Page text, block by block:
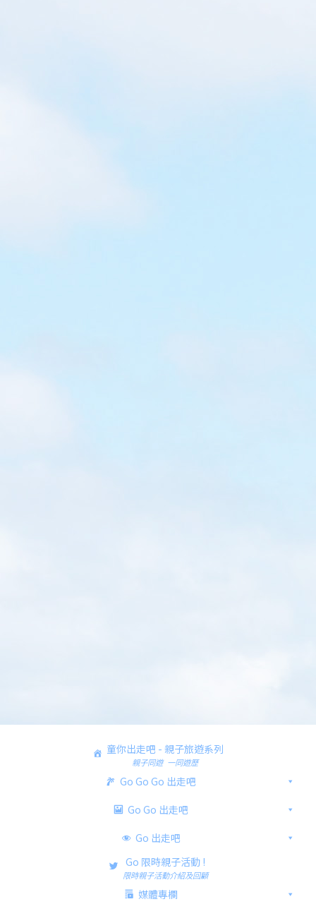
童你出走吧 - 親子旅遊系列
親子同遊 一同遊歷
Go Go Go 出走吧
Go Go 出走吧
Go 出走吧
Go 限時親子活動 !
限時親子活動介紹及回顧
媒體專欄